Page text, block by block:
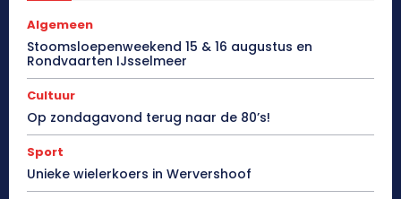
Algemeen
Stoomsloepenweekend 15 & 16 augustus en
Rondvaarten IJsselmeer
Cultuur
Op zondagavond terug naar de 80’s!
Sport
Unieke wielerkoers in Wervershoof